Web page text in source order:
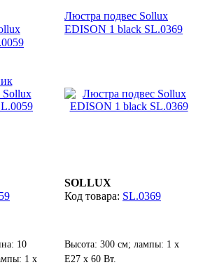
10
1 х
Люстра подвес Sollux
EDISON 1 black SL.0369
SOLLUX
SL.0369
Высота: 300 см; лампы: 1 х
E27 х 60 Вт.